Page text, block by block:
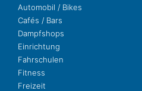
Auto­mo­bil / Bikes
Cafés / Bars
Dampf­shops
Ein­rich­tung
Fahr­schu­len
Fit­ness
Freizeit